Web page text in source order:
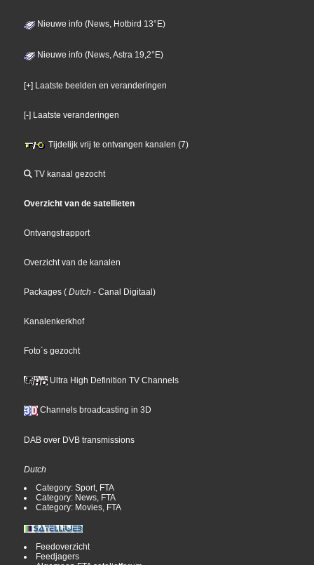
Nieuwe info (News, Hotbird 13°E)
Nieuwe info (News, Astra 19,2°E)
[+] Laatste beelden en veranderingen
[-] Laatste veranderingen
Tijdelijk vrij te ontvangen kanalen (7)
TV kanaal gezocht
Overzicht van de satellieten
Ontvangstrapport
Overzicht van de kanalen
Packages ( Dutch - Canal Digitaal)
Kanalenkerkhof
Foto´s gezocht
Ultra High Definition TV Channels
Channels broadcasting in 3D
DAB over DVB transmissions
Dutch
Category: Sport, FTA
Category: News, FTA
Category: Movies, FTA
Feedoverzicht
Feedjagers